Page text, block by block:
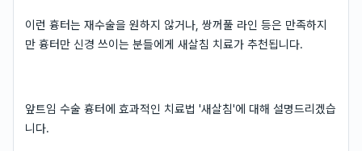
이런 흉터는 재수술을 원하지 않거나, 쌍꺼풀 라인 등은 만족하지
만 흉터만 신경 쓰이는 분들에게 새살침 치료가 추천됩니다.
앞트임 수술 흉터에 효과적인 치료법 '새살침'에 대해 설명드리겠습
니다.